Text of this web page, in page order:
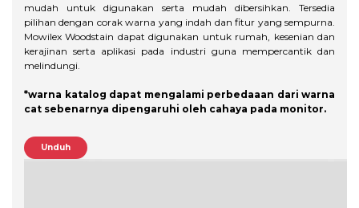
mudah untuk digunakan serta mudah dibersihkan. Tersedia
pilihan dengan corak warna yang indah dan fitur yang sempurna.
Mowilex Woodstain dapat digunakan untuk rumah, kesenian dan
kerajinan serta aplikasi pada industri guna mempercantik dan
melindungi.
*warna katalog dapat mengalami perbedaaan dari warna
cat sebenarnya dipengaruhi oleh cahaya pada monitor.
Unduh